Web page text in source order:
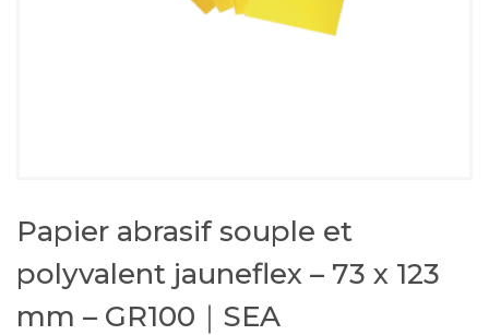
Papier abrasif souple et
polyvalent jauneflex – 73 x 123
mm – GR100｜SEA